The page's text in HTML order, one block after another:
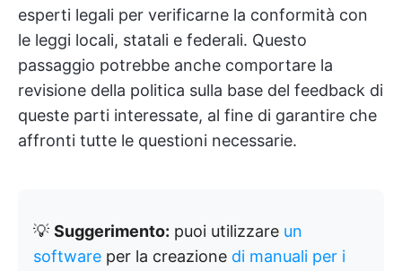
esperti legali per verificarne la conformità con
le leggi locali, statali e federali. Questo
passaggio potrebbe anche comportare la
revisione della politica sulla base del feedback di
queste parti interessate, al fine di garantire che
affronti tutte le questioni necessarie.
💡 Suggerimento: puoi utilizzare un
software per la creazione di manuali per i